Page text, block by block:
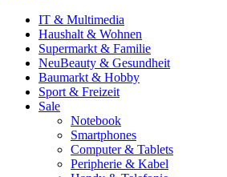
IT & Multimedia
Haushalt & Wohnen
Supermarkt & Familie
NeuBeauty & Gesundheit
Baumarkt & Hobby
Sport & Freizeit
Sale
Notebook
Smartphones
Computer & Tablets
Peripherie & Kabel